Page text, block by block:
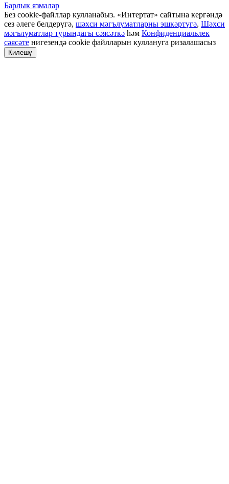
Барлык язмалар
Без cookie-файллар кулланабыз. «Интертат» сайтына кергәндә
сез әлеге белдерүгә, шәхси мәгълүматларны эшкәртүгә, Шәхси
мәгълүматлар турындагы сәясәткә һәм Конфиденциальлек
сәясәте нигезендә cookie файлларын куллануга ризалашасыз
Килешү